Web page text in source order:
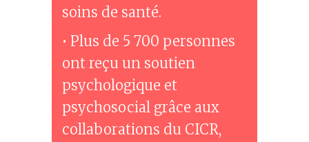
soins de santé.
• Plus de 5 700 personnes
ont reçu un soutien
psychologique et
psychosocial grâce aux
collaborations du CICR,